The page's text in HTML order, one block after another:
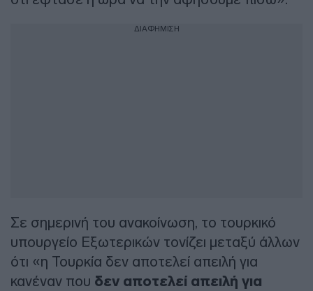
ΔΙΑΦΗΜΙΣΗ
Σε σημερινή του ανακοίνωση, το τουρκικό
υπουργείο Εξωτερικών τονίζει μεταξύ άλλων
ότι «η Τουρκία δεν αποτελεί απειλή για
κανέναν που δεν αποτελεί απειλή για